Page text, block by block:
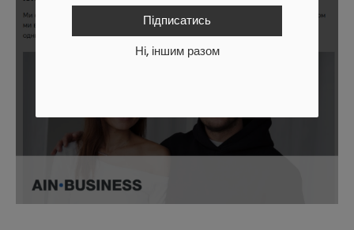
Підписатись
Ні, іншим разом